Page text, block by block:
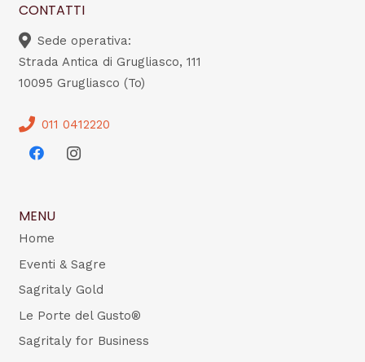
CONTATTI
Sede operativa:
Strada Antica di Grugliasco, 111
10095 Grugliasco (To)
011 0412220
MENU
Home
Eventi & Sagre
Sagritaly Gold
Le Porte del Gusto®
Sagritaly for Business